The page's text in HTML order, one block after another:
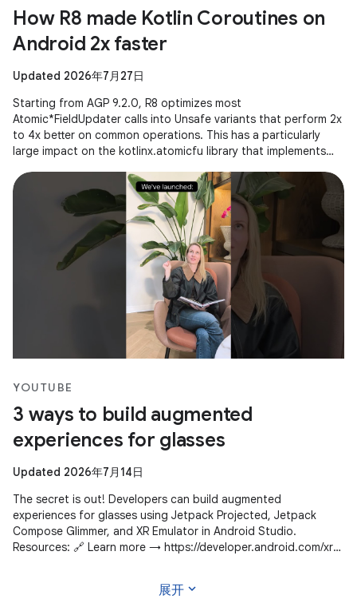
How R8 made Kotlin Coroutines on
Android 2x faster
Updated 2026年7月27日
Starting from AGP 9.2.0, R8 optimizes most
Atomic*FieldUpdater calls into Unsafe variants that perform 2x
to 4x better on common operations. This has a particularly
large impact on the kotlinx.atomicfu library that implements
YOUTUBE
3 ways to build augmented
experiences for glasses
Updated 2026年7月14日
The secret is out! Developers can build augmented
experiences for glasses using Jetpack Projected, Jetpack
Compose Glimmer, and XR Emulator in Android Studio.
Resources: 🔗 Learn more → https://developer.android.com/xr
展开 expand_more